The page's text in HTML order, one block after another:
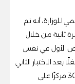
للوزارة، أنه تم
مرة ثانية من خلال
الأول في نفس
مضيفاً أنه تم تحويل 12 ألفًا و 595 طفلًا بعد الاختبار الثاني
إلى مستشفيات ومراكز الإحالة والبالغ عددها 30 مركزًا على